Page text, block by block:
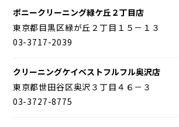
ポニークリーニング緑ケ丘２丁目店
東京都目黒区緑が丘２丁目１５－１３
03-3717-2039
クリーニングケイベストフルフル奥沢店
東京都世田谷区奥沢３丁目４６－３
03-3727-8775